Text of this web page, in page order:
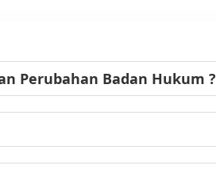
Perubahan Badan Hukum ?